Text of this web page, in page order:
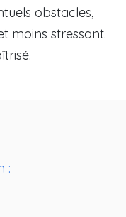
obstacles,
moins stressant.
: